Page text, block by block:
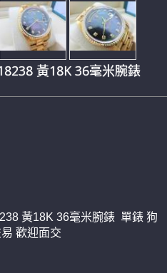
黃18K 36毫米腕錶
黃18K 36毫米腕錶 單錶 狗
歡迎面交